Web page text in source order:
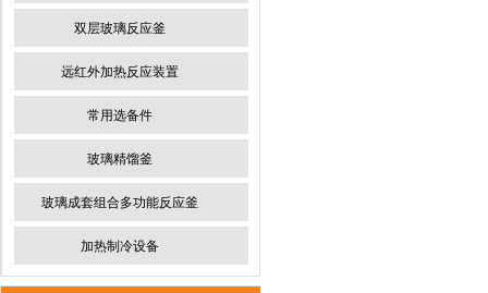
双层玻璃反应釜
远红外加热反应装置
常用选备件
玻璃精馏釜
玻璃成套组合多功能反应釜
加热制冷设备